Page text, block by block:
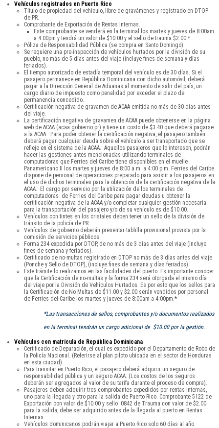
Vehículos registrados en Puerto Rico
Título de propiedad del vehículo, libre de gravámenes y registrado en DTOP
de PR.
Comprobante de Exportación de Rentas Internas.
Este comprobante se venderá en la terminal los martes y jueves de 8:00am
a 4:00pm y tendrá un valor de $10.00 y el sello de trauma $2.00.*
Póliza de Responsabilidad Pública (se compra en Santo Domingo).
Se requiere una pre-inspección de vehículos hurtados por la división de su
pueblo, no más de 5 días antes del viaje (incluye fines de semana y días
feriados).
El tiempo autorizado de estadía temporal del vehículo es de 30 días. Si el
pasajero permanece en República Dominicana con dicho automóvil, deberá
pagar a la Dirección General de Aduanas al momento de salir del país, un
cargo diario de impuesto como penalidad por exceder el plazo de
permanencia concedido.
Certificación negativa de gravamen de ACAA emitida no más de 30 días antes
del viaje.
La certificación negativa de gravamen de ACAA puede obtenerse en la página
web de ACAA (acaa.gobierno.pr) y tiene un costo de $3.40 que deberá pagarse
a la ACAA. Para poder obtener la certificación negativa, el pasajero también
deberá pagar cualquier deuda sobre el vehículo a ser transportado que se
refleje en el sistema de la ACAA. Aquellos pasajeros que lo interesen, podrán
hacer las gestiones antes mencionadas utilizando terminales de
computadoras que Ferries del Caribe tiene disponibles en el muelle
Panamericano II los martes y jueves de 8:00 a.m. a 4:00 p.m. Ferries del Caribe
dispone de personal de operaciones preparado para asistir a los pasajeros en
el uso de dichos terminales para la obtención de la certificación negativa de la
ACAA. El cargo por servicio por la utilización de los terminales de
computadoras de Ferries del Caribe para pagar deudas u obtener la
certificación negativa de la ACAA y/o completar cualquier gestión necesaria
para la transportación del pasajero y/o de su vehículo es de $10.00.
Vehículos con tintes en los cristales deben tener un sello de la división de
tránsito de la policía de PR.
Vehículos de gobierno deberán presentar tablilla provisional provista por la
comisión de servicios públicos.
Forma 234 expedida por DTOP, de no más de 3 días antes del viaje (incluye
fines de semana y feriados).
Certificado de no-multas registrado en DTOP no más de 3 días antes del viaje
(Ponche y Sello de DTOP), (incluye fines de semana y días feriados).
Este trámite lo realizamos en las facilidades del puerto. Es importante conocer
que la Certificación de no-multas y la forma 234 será otorgada el mismo día
del viaje por la División de Vehículos Hurtados. Es por esto que los sellos para
la Certificación de No Multas de $11.00 y $2.00 serán vendidos por personal
de Ferries del Caribe los martes y jueves de 8:00am a 4:00pm.*
*Las transacciones de sellos, comprobantes y/o documentos realizados
en la terminal tendrán un cargo adicional de $10.00 por la gestión.
Vehículos con matrícula de República Dominicana
Certificado de Depuración, el cual es expedido por el Departamento de Robo de
la Policía Nacional. (Referirse al plan piloto ubicada en el sector de Honduras
en esta ciudad).
Para transitar en Puerto Rico, el pasajero deberá adquirir un seguro de
responsabilidad pública y un seguro ACAA. (Los costos de los seguros
deberán ser agregados al valor de su tarifa durante el proceso de compra).
Pasajeros deben adquirir tres comprobantes expedidos por rentas internas,
uno para la llegada y otro para la salida de Puerto Rico. Comprobante 5122 de
Exportación con valor de $10.00 y sello 0842 de Trauma con valor de $2.00
para la salida, debe ser adquirido antes de la llegada al puerto en Rentas
Internas.
Vehículos dominicanos podrán viajar a Puerto Rico solo 60 días al año.